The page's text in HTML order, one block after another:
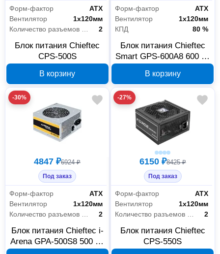
Форм-фактор
АТХ
Вентилятор
1х120мм
2
Блок питания Chieftec
CPS-500S
В корзину
Форм-фактор
АТХ
Вентилятор
1х120мм
КПД
80 %
Блок питания Chieftec
Smart GPS-600A8 600 Вт
В корзину
-30%
4847 ₽6924 ₽
Под заказ
Форм-фактор
АТХ
Вентилятор
1х120мм
2
Блок питания Chieftec i-
Arena GPA-500S8 500 Вт
-27%
6150 ₽8425 ₽
Под заказ
Форм-фактор
АТХ
Вентилятор
1х120мм
2
Блок питания Chieftec
CPS-550S